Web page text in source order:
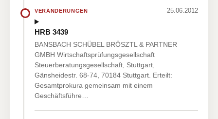
VERÄNDERUNGEN 25.06.2012
HRB 3439
BANSBACH SCHÜBEL BRÖSZTL & PARTNER
GMBH Wirtschaftsprüfungsgesellschaft
Steuerberatungsgesellschaft, Stuttgart,
Gänsheidestr. 68-74, 70184 Stuttgart. Erteilt:
Gesamtprokura gemeinsam mit einem
Geschäftsführe…